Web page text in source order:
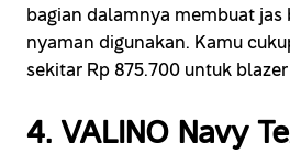
bagian dalamnya membuat jas
nyaman digunakan. Kamu
sekitar Rp 875.700 untuk
4. VALINO Navy